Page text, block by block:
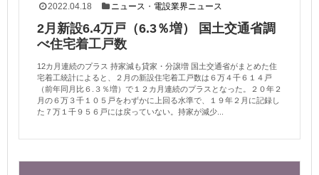
2022.04.18 ニュース ・ 電設業界ニュース
2月新設6.4万戸（6.3％増） 国土交通省調
べ住宅着工戸数
12カ月連続のプラス 持家減も貸家・分譲増 国土交通省がまとめた住
宅着工統計によると、２月の新設住宅着工戸数は６万４千６１４戸
（前年同月比６.３％増）で１２カ月連続のプラスとなった。２０年２
月の６万３千１０５戸をわずかに上回る水準で、１９年２月に記録し
た７万１千９５６戸には戻っていない。持家が減少...